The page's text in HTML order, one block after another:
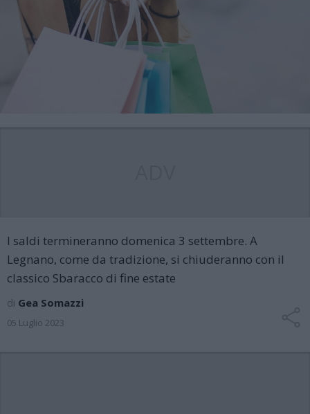
I saldi termineranno domenica 3 settembre. A
Legnano, come da tradizione, si chiuderanno con il
classico Sbaracco di fine estate
di Gea Somazzi
05 Luglio 2023